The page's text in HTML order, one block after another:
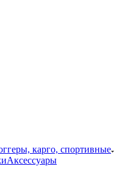
карго, спортивные
Аксессуары